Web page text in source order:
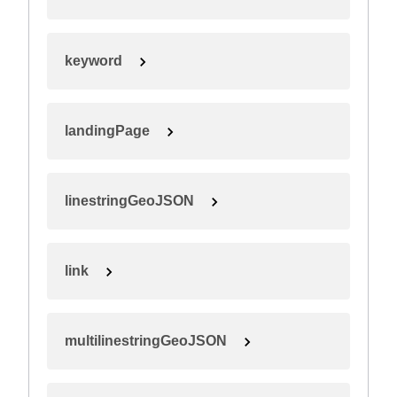
keyword
landingPage
linestringGeoJSON
link
multilinestringGeoJSON